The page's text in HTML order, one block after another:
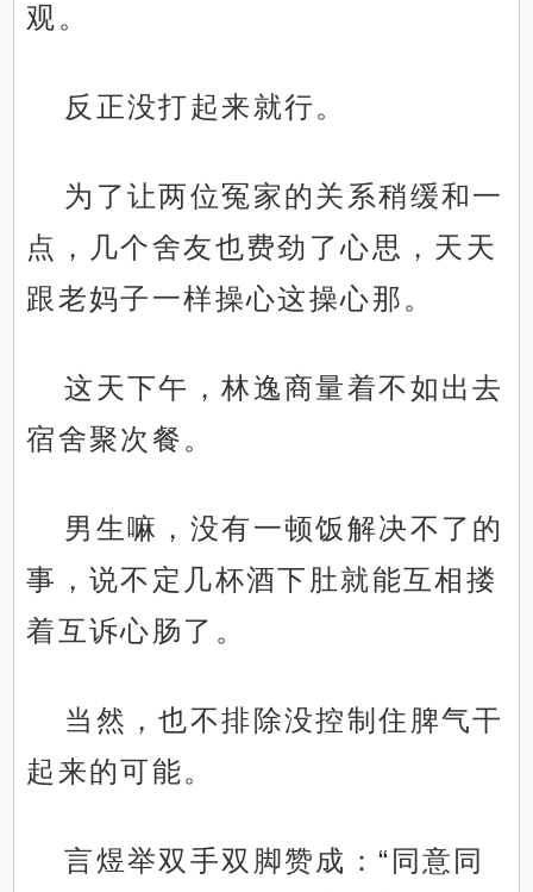
观。
反正没打起来就行。
为了让两位冤家的关系稍缓和一
点，几个舍友也费劲了心思，天天
跟老妈子一样操心这操心那。
这天下午，林逸商量着不如出去
宿舍聚次餐。
男生嘛，没有一顿饭解决不了的
事，说不定几杯酒下肚就能互相搂
着互诉心肠了。
当然，也不排除没控制住脾气干
起来的可能。
言煜举双手双脚赞成：“同意同